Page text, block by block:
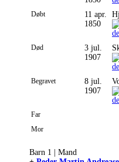
Døbt
11 apr.
1850
Død
3 jul.
1907
Begravet
8 jul.
1907
Far
Mor
Barn 1 | Mand